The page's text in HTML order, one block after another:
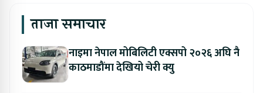
ताजा समाचार
नाइमा नेपाल मोबिलिटी एक्सपो २०२६ अघि नै
काठमाडौंमा देखियो चेरी क्यु